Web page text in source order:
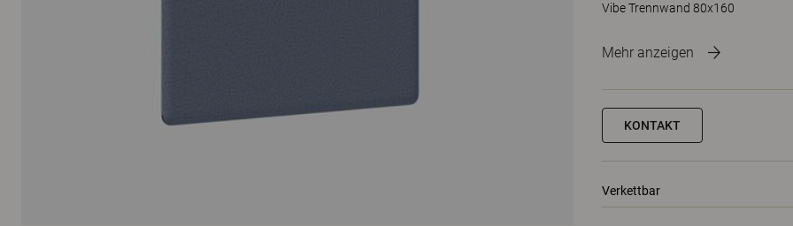
Vibe Trennwand 80x160
Mehr anzeigen
KONTAKT
Verkettbar